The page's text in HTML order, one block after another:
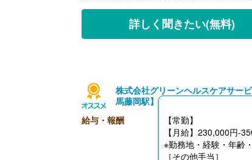
詳しく聞きたい(無料)
株式会社グリーンヘルスケアサー
馬藤岡駅】
給与・報酬
【常勤】
【月給】230,000円-
※勤務地・経験・年齢
［その他手当］